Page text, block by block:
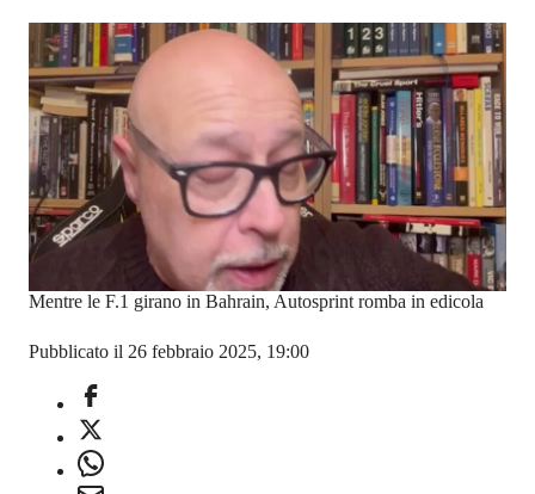
Mentre le F.1 girano in Bahrain, Autosprint romba in edicola
Pubblicato il 26 febbraio 2025, 19:00